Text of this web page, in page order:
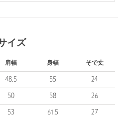
用意しました。
着スタイルがおすすめ。
だけで、大人なカジュアルスタイ
イズ
肩幅 身幅 そで丈
48.5 55 24
50 58 26
53 61.5 27